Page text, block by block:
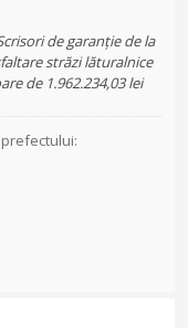
de garanție de la
străzi lăturalnice
de 1.962.234,03 lei
: